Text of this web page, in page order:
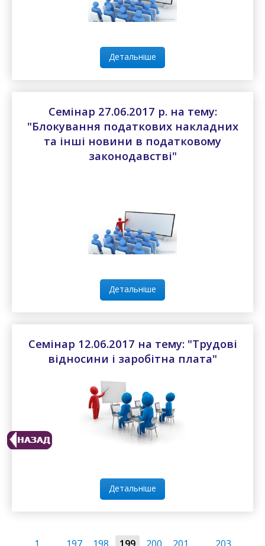
Детальніше
Семінар 27.06.2017 р. на тему:
"Блокування податкових накладних
та інші новини в податковому
законодавстві"
Детальніше
Семінар 12.06.2017 на тему: "Трудові
відносини і заробітна плата"
Детальніше